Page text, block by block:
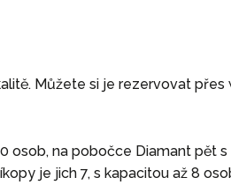
Můžete si je rezervovat
osob, na pobočce Diamant pět
je jich 7, s kapacitou až 8